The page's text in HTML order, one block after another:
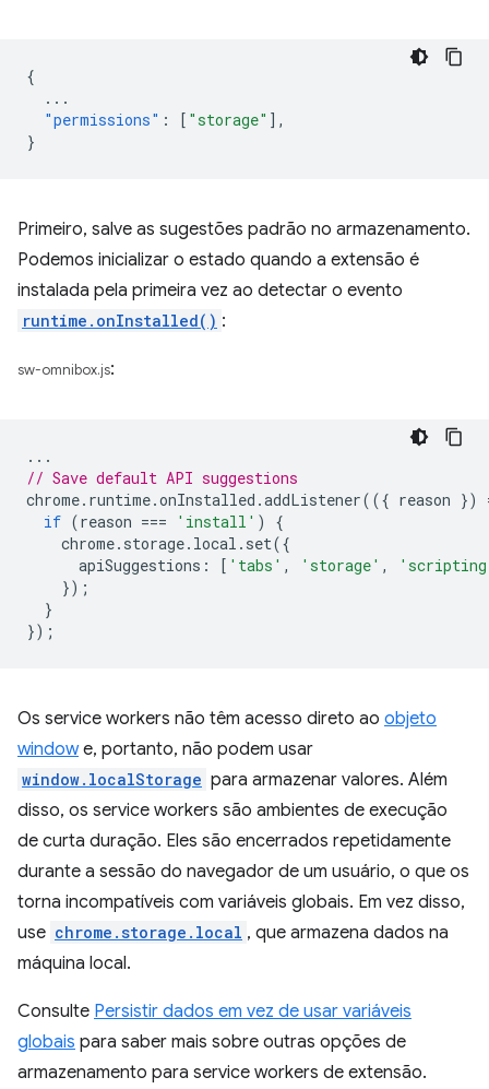
{
...
"permissions" : [ "storage" ],
}
Primeiro, salve as sugestões padrão no armazenamento.
Podemos inicializar o estado quando a extensão é
instalada pela primeira vez ao detectar o evento
runtime.onInstalled() :
sw-omnibox.js:
...
// Save default API suggestions
chrome. runtime.onInstalled .addListener(({ reason })
if (reason === 'install' )
{
chrome. storage. local . set({
apiSuggestions : [ 'tabs' , 'storage' ,
});
}
});
Os service workers não têm acesso direto ao objeto
windowe, portanto, não podem usar
window.localStorage para armazenar valores. Além
disso, os service workers são ambientes de execução
de curta duração. Eles são encerrados repetidamente
durante a sessão do navegador de um usuário, o que os
torna incompatíveis com variáveis globais. Em vez disso,
use chrome.storage.local , que armazena dados na
máquina local.
Consulte Persistir dados em vez de usar variáveis
globais para saber mais sobre outras opções de
armazenamento para service workers de extensão.